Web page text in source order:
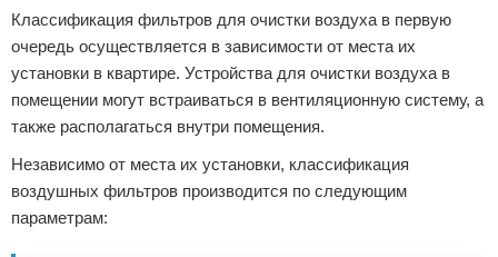
Классификация фильтров для очистки воздуха в первую
очередь осуществляется в зависимости от места их
установки в квартире. Устройства для очистки воздуха в
помещении могут встраиваться в вентиляционную систему, а
также располагаться внутри помещения.
Независимо от места их установки, классификация
воздушных фильтров производится по следующим
параметрам: